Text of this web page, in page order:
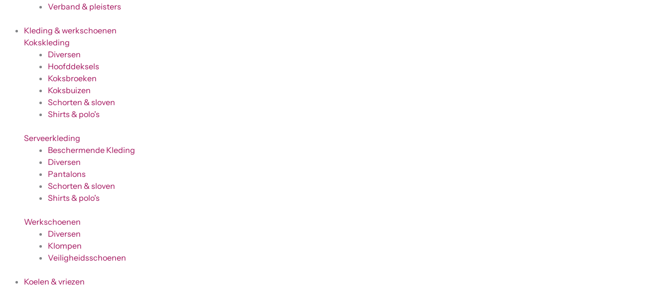
Verband & pleisters
Kleding & werkschoenen
Kokskleding
Diversen
Hoofddeksels
Koksbroeken
Koksbuizen
Schorten & sloven
Shirts & polo's
Serveerkleding
Beschermende Kleding
Diversen
Pantalons
Schorten & sloven
Shirts & polo's
Werkschoenen
Diversen
Klompen
Veiligheidsschoenen
Koelen & vriezen